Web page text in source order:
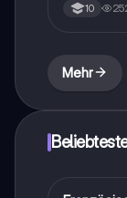
10
Mehr